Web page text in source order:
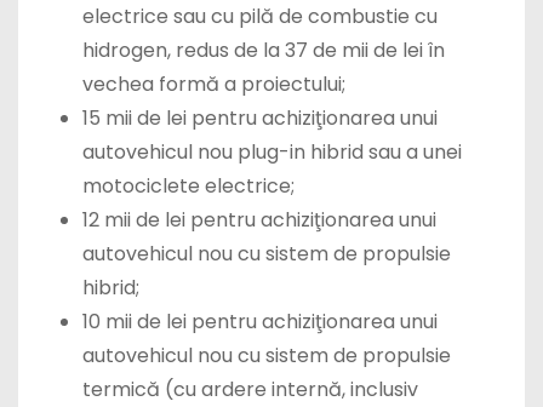
electrice sau cu pilă de combustie cu
hidrogen, redus de la 37 de mii de lei în
vechea formă a proiectului;
15 mii de lei pentru achiziţionarea unui
autovehicul nou plug-in hibrid sau a unei
motociclete electrice;
12 mii de lei pentru achiziţionarea unui
autovehicul nou cu sistem de propulsie
hibrid;
10 mii de lei pentru achiziţionarea unui
autovehicul nou cu sistem de propulsie
termică (cu ardere internă, inclusiv